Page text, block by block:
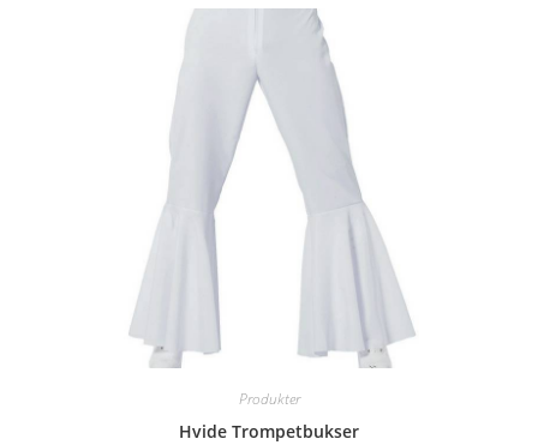
Produkter
Hvide Trompetbukser